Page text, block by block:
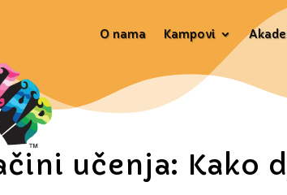
O nama Kampovi
učenja: Kako